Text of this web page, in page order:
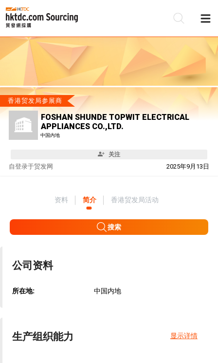
香港贸发局参展商
FOSHAN SHUNDE TOPWIT ELECTRICAL
APPLIANCES CO.,LTD.
中国内地
关注
自 2025年9月13日
登录于贸发网
资料 简介 香港贸发局活动
搜索
公司资料
所在地: 中国内地
生产组织能力 显示详情